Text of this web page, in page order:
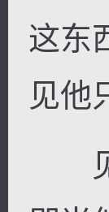
这东
见他
见